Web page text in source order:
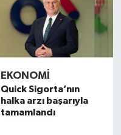
EKONOMI
Quick Sigorta’nın
halka arzı başarıyla
tamamlandı